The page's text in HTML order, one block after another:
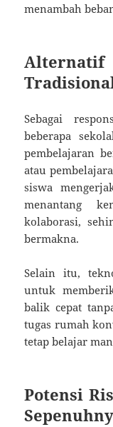
menambah
Alternatif
Sebagai
beberapa
pembelajaran
atau
siswa
menantang
kolaborasi,
bermakna.
Selain itu,
untuk
balik cepat
tugas rumah
tetap belajar
Potensi